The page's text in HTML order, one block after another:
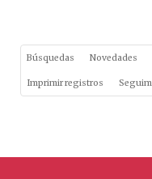
Búsquedas Novedades
Imprimir registros